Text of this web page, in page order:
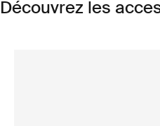
Découvrez les